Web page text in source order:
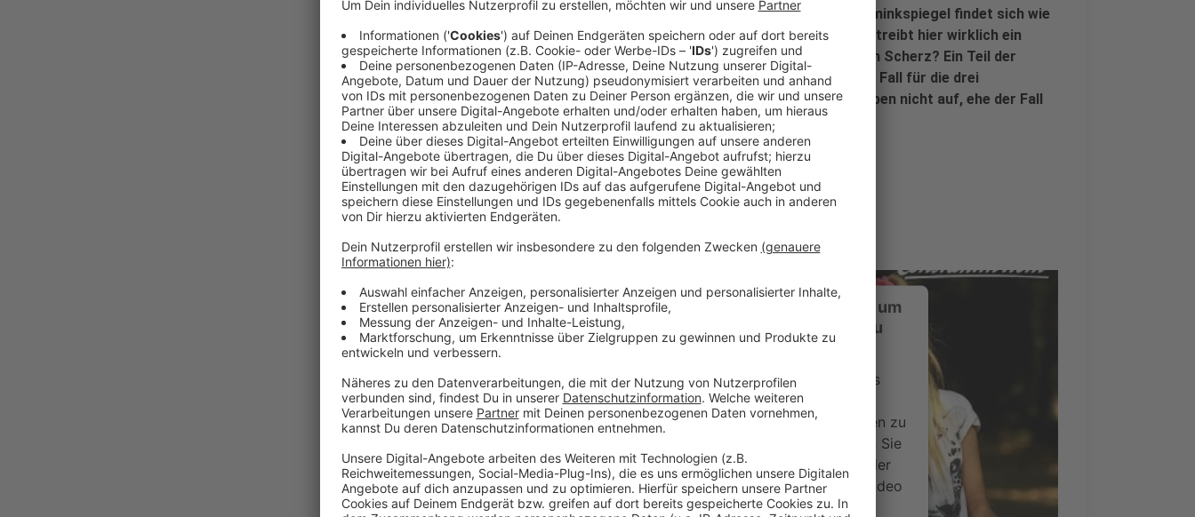
werden auf mysteriöse Weise zerschnitten und auf dem Schminkspiegel findet sich wie
durch Zauberhand plötzlich eine bedrohliche Nachricht. Aber treibt hier wirklich ein
Geist sein Unwesen oder erlaubt sich hier jemand einen bösen Scherz? Ein Teil der
Besatzung verhält sich jedenfalls verdächtig merkwürdig. Ein Fall für die drei
Nachwuchs-Ermittlerinnen Franzi, Kim und Marie - und die geben nicht auf, ehe der Fall
gelöst ist!
Veröffentlicht: Donnerstag, 25.07.2019 07:44
Anzeige
Wir benötigen Ihre Zustimmung, um
den YouTube Video-Service zu
laden!
Wir verwenden einen Service eines
Drittanbieters, um Videoinhalte
einzubetten. Dieser Service kann Daten zu
Ihren Aktivitäten sammeln. Bitte lesen Sie
die Details durch und stimmen Sie der
Nutzung des Service zu, um dieses Video
anzusehen.